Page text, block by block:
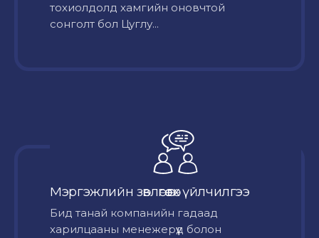
тохиолдолд хамгийн оновчтой
сонголт бол Цуглу...
Мэргэжлийн зөвлөгөө өгөх үйлчилгээ
Бид танай компанийн гадаад
харилцааны менежерүүд болон